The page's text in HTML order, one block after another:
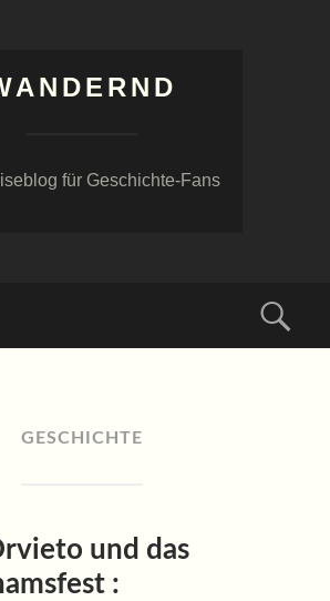
für Geschichte-Fans
GESCHICHTE
und das
: